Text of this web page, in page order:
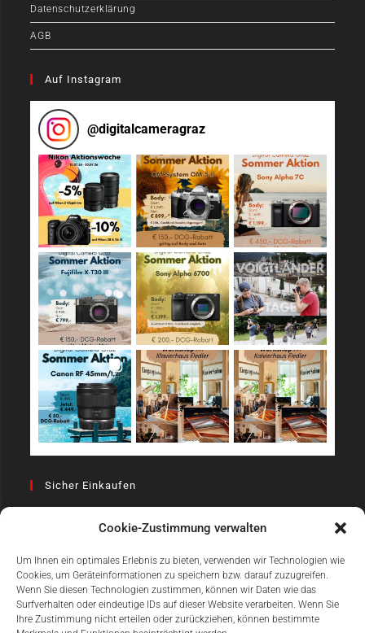
Cookie-Zustimmung verwalten
Um Ihnen ein optimales Erlebnis zu bieten, verwenden wir Technologien wie
Cookies, um Geräteinformationen zu speichern bzw. darauf zuzugreifen.
Wenn Sie diesen Technologien zustimmen, können wir Daten wie das
Surfverhalten oder eindeutige IDs auf dieser Website verarbeiten. Wenn Sie
Ihre Zustimmung nicht erteilen oder zurückziehen, können bestimmte
Datenschutzerklärung
AGB
Auf Instagram
@digitalcameragraz
Sicher Einkaufen
Einfach Online Bezahlen